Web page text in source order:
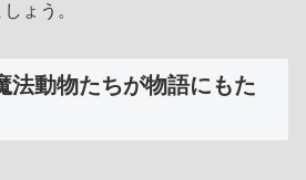
ょう。
法動物たちが物語にもた